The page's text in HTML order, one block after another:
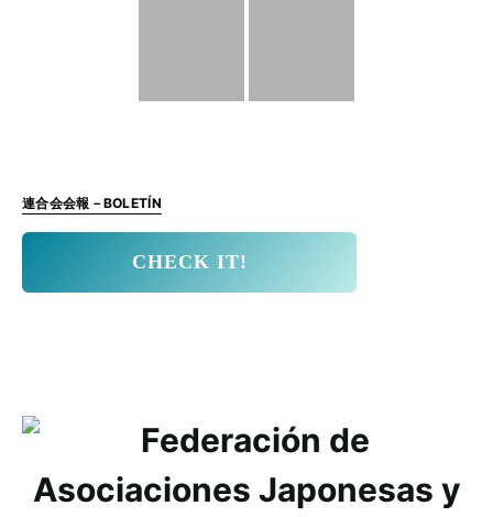
連合会会報－BOLETÍN
CHECK IT!